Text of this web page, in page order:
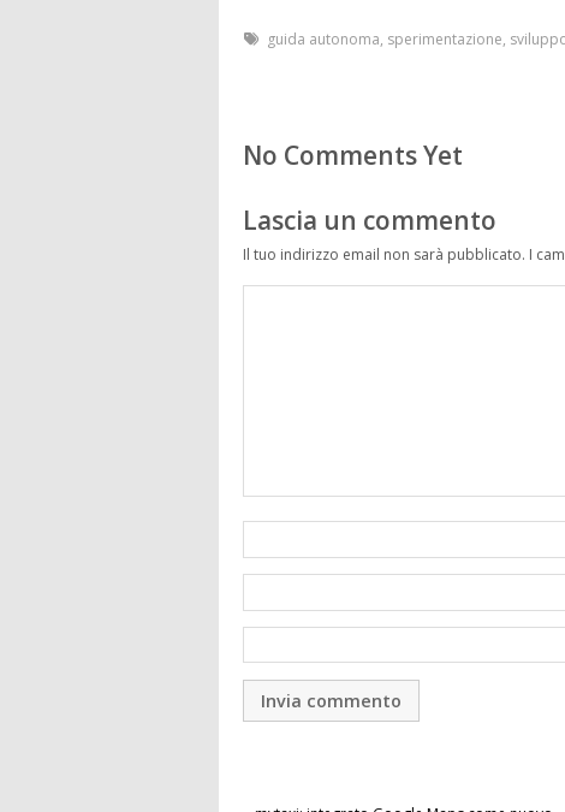
guida autonoma, sperimentazione,
No Comments Yet
Lascia un commento
Il tuo indirizzo email non sarà pubblicato. I